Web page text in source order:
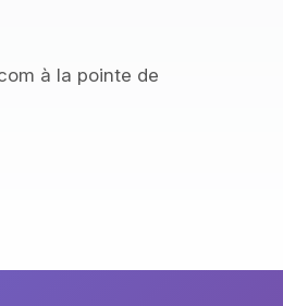
à la pointe de